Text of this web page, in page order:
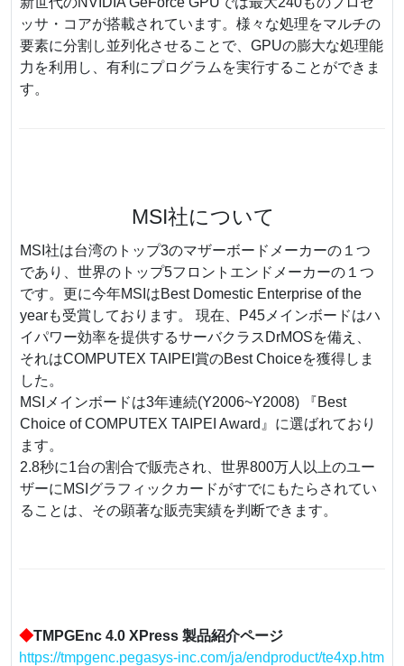
ッサ・コアが搭載されています。様々な処理をマルチの
要素に分割し並列化させることで、GPUの膨大な処理能
力を利用し、有利にプログラムを実行することができま
す。
MSI社について
MSI社は台湾のトップ3のマザーボードメーカーの１つ
であり、世界のトップ5フロントエンドメーカーの１つ
です。更に今年MSIはBest Domestic Enterprise of the
yearも受賞しております。 現在、P45メインボードはハ
イパワー効率を提供するサーバクラスDrMOSを備え、
それはCOMPUTEX TAIPEI賞のBest Choiceを獲得しま
した。
MSIメインボードは3年連続(Y2006~Y2008) 『Best
Choice of COMPUTEX TAIPEI Award』に選ばれており
ます。
2.8秒に1台の割合で販売され、世界800万人以上のユー
ザーにMSIグラフィックカードがすでにもたらされてい
ることは、その顕著な販売実績を判断できます。
◆TMPGEnc 4.0 XPress 製品紹介ページ
https://tmpgenc.pegasys-inc.com/ja/endproduct/te4xp.htm